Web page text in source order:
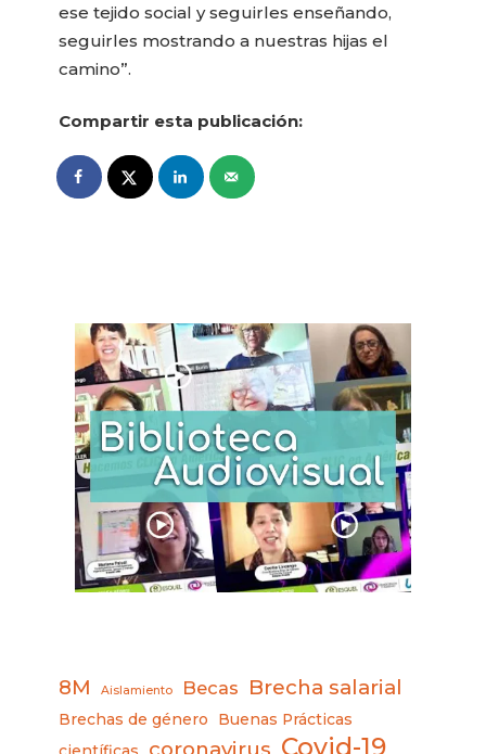
ese tejido social y seguirles enseñando,
seguirles mostrando a nuestras hijas el
camino”.
Compartir esta publicación:
8M Aislamiento Becas Brecha salarial
Brechas de género
Buenas Prácticas
Covid-19